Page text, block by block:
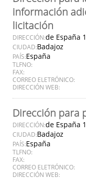
información
licitación
DIRECCIÓN:de España 1
CIUDAD:Badajoz
PAÍS:España
TLFNO:
FAX:
CORREO ELETRÓNICO:
DIRECCIÓN WEB:
Dirección para
DIRECCIÓN:de España 1
CIUDAD:Badajoz
PAÍS:España
TLFNO:
FAX:
CORREO ELETRÓNICO:
DIRECCIÓN WEB: